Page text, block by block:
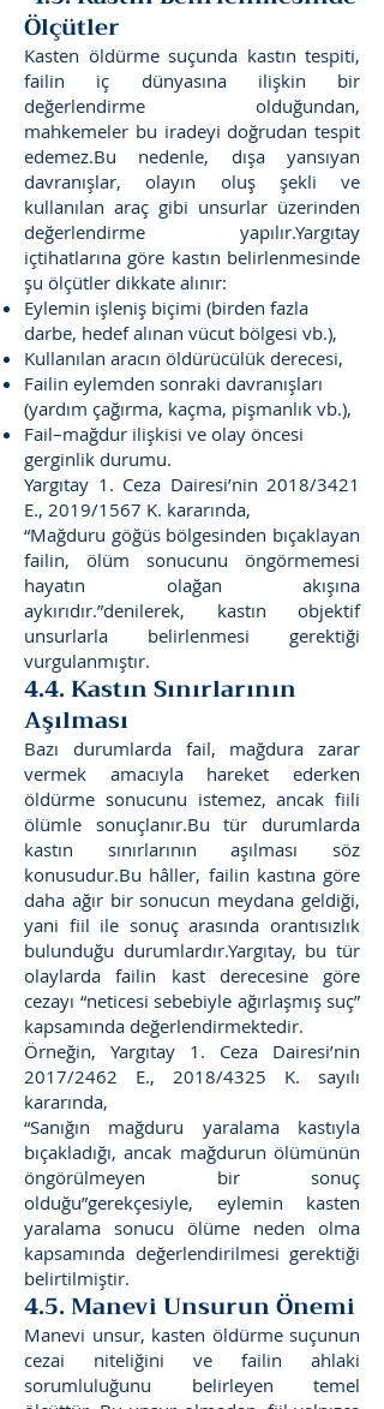
Ölçütler
Kasten öldürme suçunda kastın tespiti,
failin iç dünyasına ilişkin bir
değerlendirme olduğundan,
mahkemeler bu iradeyi doğrudan tespit
edemez.Bu nedenle, dışa yansıyan
davranışlar, olayın oluş şekli ve
kullanılan araç gibi unsurlar üzerinden
değerlendirme yapılır.Yargıtay
içtihatlarına göre kastın belirlenmesinde
şu ölçütler dikkate alınır:
Eylemin işleniş biçimi (birden fazla
darbe, hedef alınan vücut bölgesi vb.),
Kullanılan aracın öldürücülük derecesi,
Failin eylemden sonraki davranışları
(yardım çağırma, kaçma, pişmanlık vb.),
Fail–mağdur ilişkisi ve olay öncesi
gerginlik durumu.
Yargıtay 1. Ceza Dairesi’nin 2018/3421
E., 2019/1567 K. kararında,
“Mağduru göğüs bölgesinden bıçaklayan
failin, ölüm sonucunu öngörmemesi
hayatın olağan akışına
aykırıdır.”denilerek, kastın objektif
unsurlarla belirlenmesi gerektiği
vurgulanmıştır.
4.4. Kastın Sınırlarının
Aşılması
Bazı durumlarda fail, mağdura zarar
vermek amacıyla hareket ederken
öldürme sonucunu istemez, ancak fiili
ölümle sonuçlanır.Bu tür durumlarda
kastın sınırlarının aşılması söz
konusudur.Bu hâller, failin kastına göre
daha ağır bir sonucun meydana geldiği,
yani fiil ile sonuç arasında orantısızlık
bulunduğu durumlardır.Yargıtay, bu tür
olaylarda failin kast derecesine göre
cezayı “neticesi sebebiyle ağırlaşmış suç”
kapsamında değerlendirmektedir.
Örneğin, Yargıtay 1. Ceza Dairesi’nin
2017/2462 E., 2018/4325 K. sayılı
kararında,
“Sanığın mağduru yaralama kastıyla
bıçakladığı, ancak mağdurun ölümünün
öngörülmeyen bir sonuç
olduğu”gerekçesiyle, eylemin kasten
yaralama sonucu ölüme neden olma
kapsamında değerlendirilmesi gerektiği
belirtilmiştir.
4.5. Manevi Unsurun Önemi
Manevi unsur, kasten öldürme suçunun
cezai niteliğini ve failin ahlaki
sorumluluğunu belirleyen temel